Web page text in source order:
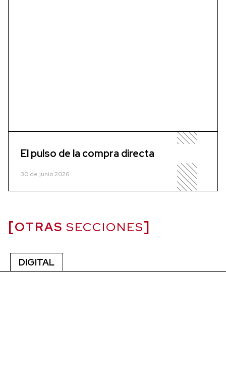
El pulso de la compra directa
30 de junio 2026
OTRAS SECCIONES
DIGITAL